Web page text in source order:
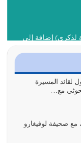
لذكري) إضافة إلى
الله والتعدي
وعن هدى الله
لقائد المسيرة
مع…
مع صحيفة لوفيغارو